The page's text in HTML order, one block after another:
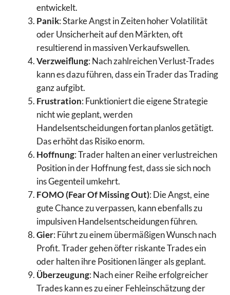
entwickelt.
Panik: Starke Angst in Zeiten hoher Volatilität
oder Unsicherheit auf den Märkten, oft
resultierend in massiven Verkaufswellen.
Verzweiflung: Nach zahlreichen Verlust-Trades
kann es dazu führen, dass ein Trader das Trading
ganz aufgibt.
Frustration: Funktioniert die eigene Strategie
nicht wie geplant, werden
Handelsentscheidungen fortan planlos getätigt.
Das erhöht das Risiko enorm.
Hoffnung: Trader halten an einer verlustreichen
Position in der Hoffnung fest, dass sie sich noch
ins Gegenteil umkehrt.
FOMO (Fear Of Missing Out): Die Angst, eine
gute Chance zu verpassen, kann ebenfalls zu
impulsiven Handelsentscheidungen führen.
Gier: Führt zu einem übermäßigen Wunsch nach
Profit. Trader gehen öfter riskante Trades ein
oder halten ihre Positionen länger als geplant.
Überzeugung: Nach einer Reihe erfolgreicher
Trades kann es zu einer Fehleinschätzung der